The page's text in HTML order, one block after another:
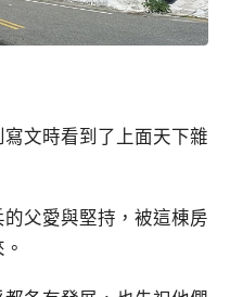
文時看到了上面天下雜
的父愛與堅持，被這棟房